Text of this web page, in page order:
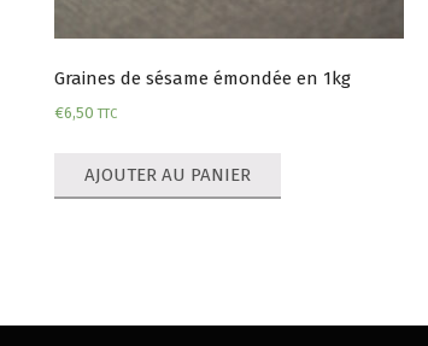
Graines de sésame émondée en 1kg
€6,50 TTC
AJOUTER AU PANIER